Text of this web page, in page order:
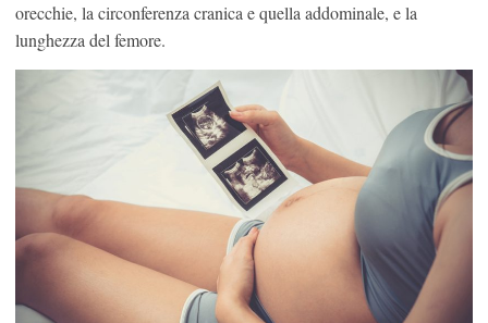
orecchie, la circonferenza cranica e quella addominale, e la
lunghezza del femore.